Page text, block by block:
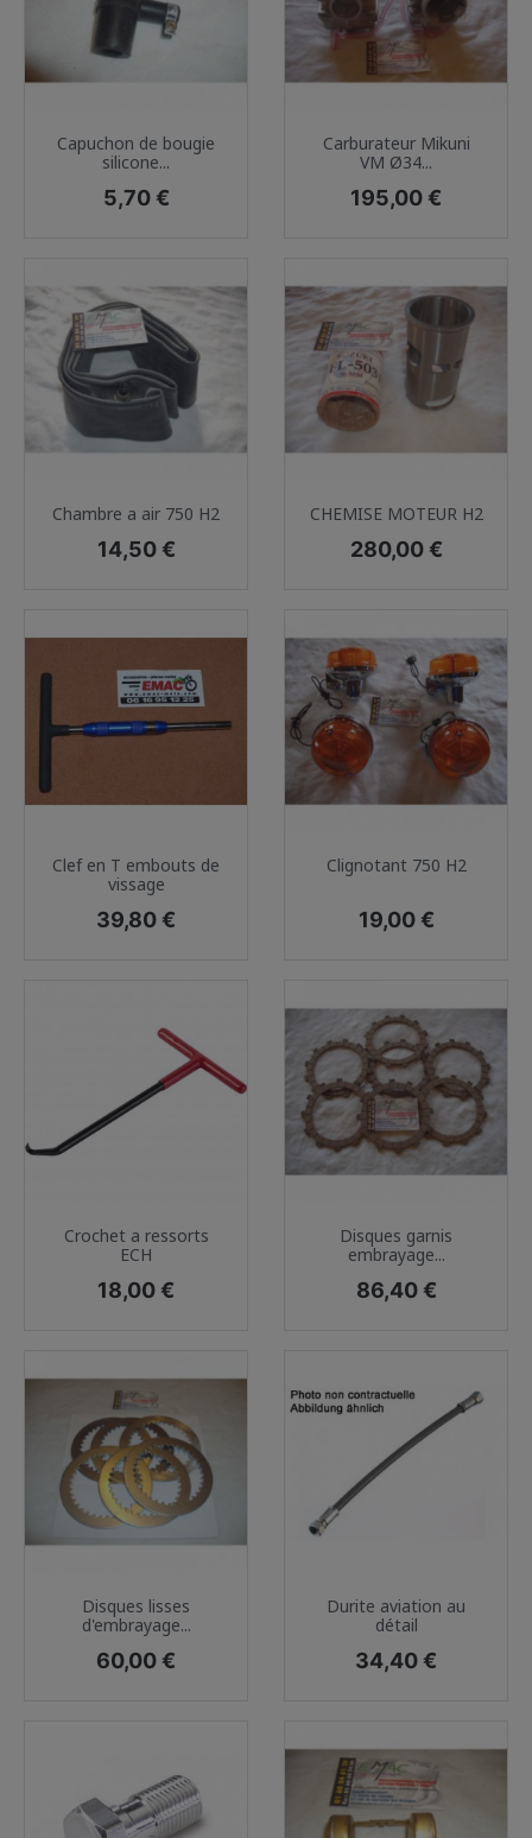
Capuchon de bougie
silicone...
Prix
5,70 €
Carburateur Mikuni
VM Ø34...
Prix
195,00 €
Chambre a air 750 H2
Prix
14,50 €
CHEMISE MOTEUR H2
Prix
280,00 €
Clef en T embouts de
vissage
Prix
39,80 €
Clignotant 750 H2
Prix
19,00 €
Crochet a ressorts
ECH
Prix
18,00 €
Disques garnis
embrayage...
Prix
86,40 €
Disques lisses
d'embrayage...
Prix
60,00 €
Durite aviation au
détail
Prix
34,40 €